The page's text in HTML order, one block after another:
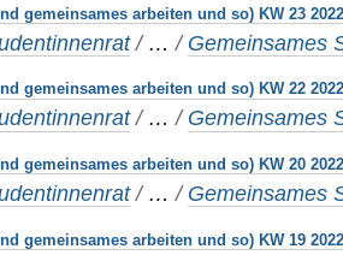
gemeinsames arbeiten und so) KW 23 2022
/ …/ Gemeinsames
gemeinsames arbeiten und so) KW 22 2022
/ …/ Gemeinsames
gemeinsames arbeiten und so) KW 20 2022
/ …/ Gemeinsames
gemeinsames arbeiten und so) KW 19 2022